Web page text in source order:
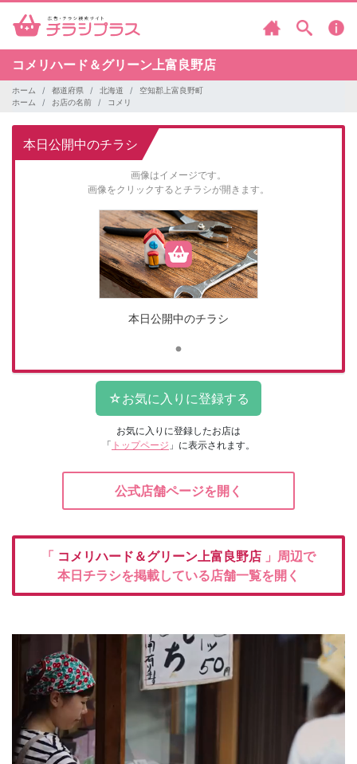
コメリハード＆グリーン上富良野店
ホーム 都道府県 北海道
空知郡上富良野町
ホーム
お店の名前 コメリ
本日公開中のチラシ
画像はイメージです。
画像をクリックするとチラシが開きます。
本日公開中のチラシ
お気に入りに登録したお店は
「 トップページ 」に表示されます。
公式店舗ページを開く
「 コメリハード＆グリーン上富良野店 」周辺で
本日チラシを掲載している店舗一覧を開く